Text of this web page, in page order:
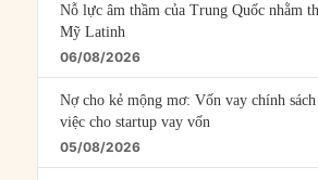
Nỗ lực âm thầm của Trung Quốc nhằm
Mỹ Latinh
06/08/2026
Nợ cho kẻ mộng mơ: Vốn vay chính
việc cho startup vay vốn
05/08/2026